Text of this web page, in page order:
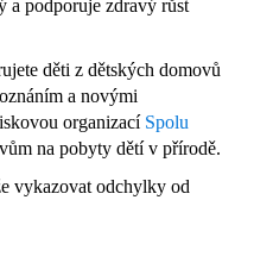
a podporuje zdravý růst
děti z dětských domovů
a novými
organizací Spolu
na pobyty dětí v přírodě.
vykazovat odchylky od